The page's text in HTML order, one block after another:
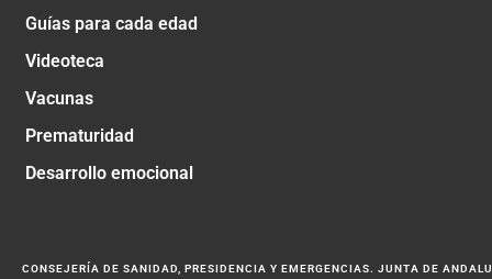
Guías para cada edad
Videoteca
Vacunas
Prematuridad
Desarrollo emocional
CONSEJERÍA DE SANIDAD, PRESIDENCIA Y EMERGENCIAS. JUNTA DE